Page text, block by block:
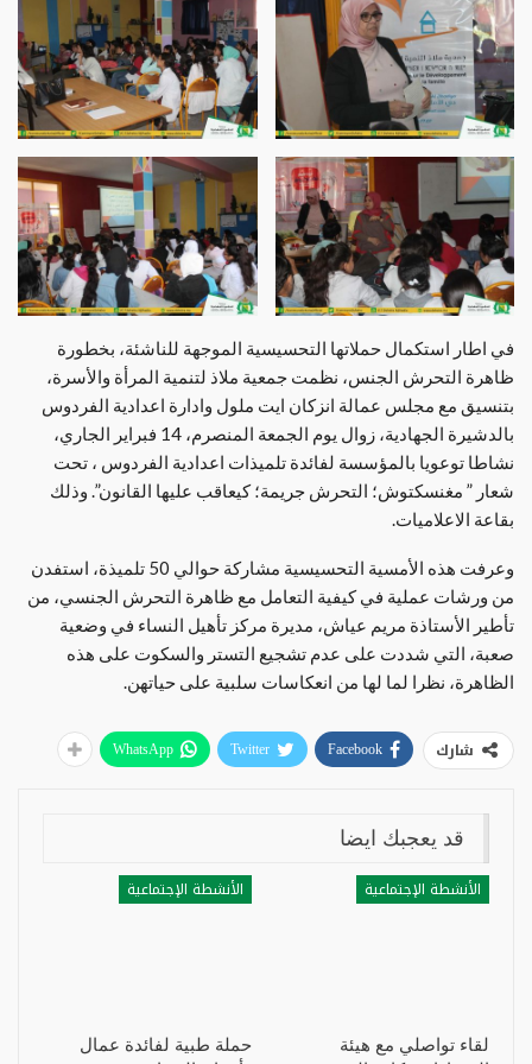
في اطار استكمال حملاتها التحسيسية الموجهة للناشئة، بخطورة
ظاهرة التحرش الجنس، نظمت جمعية ملاذ لتنمية المرأة والأسرة،
بتنسيق مع مجلس عمالة انزكان ايت ملول وادارة اعدادية الفردوس
بالدشيرة الجهادية، زوال يوم الجمعة المنصرم، 14 فبراير الجاري،
نشاطا توعويا بالمؤسسة لفائدة تلميذات اعدادية الفردوس ، تحت
شعار ” مغنسكتوش؛ التحرش جريمة؛ كيعاقب عليها القانون”. وذلك
بقاعة الاعلاميات.
وعرفت هذه الأمسية التحسيسية مشاركة حوالي 50 تلميذة، استفدن
من ورشات عملية في كيفية التعامل مع ظاهرة التحرش الجنسي، من
تأطير الأستاذة مريم عياش، مديرة مركز تأهيل النساء في وضعية
صعبة، التي شددت على عدم تشجيع التستر والسكوت على هذه
الظاهرة، نظرا لما لها من انعكاسات سلبية على حياتهن.
شارك Facebook
Twitter
WhatsApp
قد يعجبك ايضا
الأنشطة الإجتماعية
لقاء تواصلي مع هيئة
الأنشطة الإجتماعية
حملة طبية لفائدة عمال